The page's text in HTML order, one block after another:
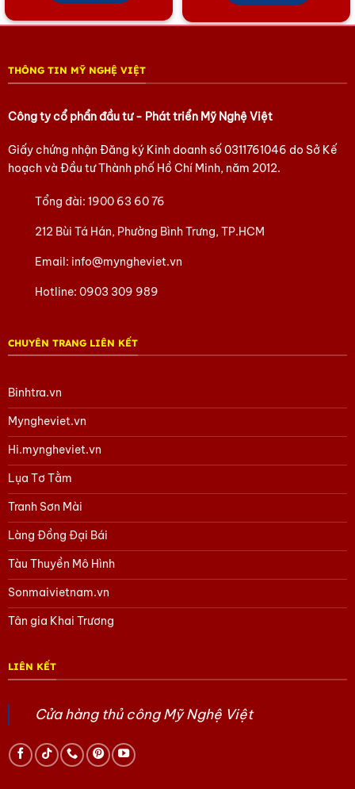
THÔNG TIN MỸ NGHỆ VIỆT
Công ty cổ phẩn đầu tư - Phát triển Mỹ Nghệ Việt
Giấy chứng nhận Đăng ký Kinh doanh số0311761046 do Sở Kế
hoạch và Đầu tư Thành phố Hồ Chí Minh, năm 2012.
Tổng đài:1900 63 60 76
212 Bùi Tá Hán, Phường Bình Trưng, TP.HCM
Email: info@myngheviet.vn
Hotline:0903 309 989
CHUYÊN TRANG LIÊN KẾT
Binhtra.vn
Myngheviet.vn
Hi.myngheviet.vn
Lụa Tơ Tằm
Tranh Sơn Mài
Làng Đồng Đại Bái
Tàu Thuyền Mô Hình
Sonmaivietnam.vn
Tân gia Khai Trương
LIÊN KẾT
Cửa hàng thủ công Mỹ Nghệ Việt